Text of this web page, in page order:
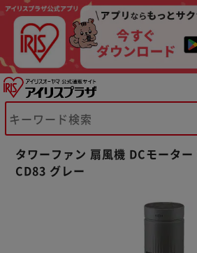
タワーファン 扇風機 DCモータ
CD83 グレー